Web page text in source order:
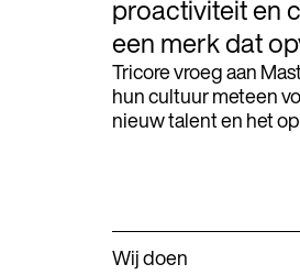
proactiviteit en
een merk dat
Tricore vroeg aan
hun cultuur meteen
nieuw talent en het
Wij doen